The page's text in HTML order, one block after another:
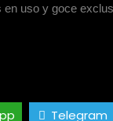
en uso y goce
Telegram